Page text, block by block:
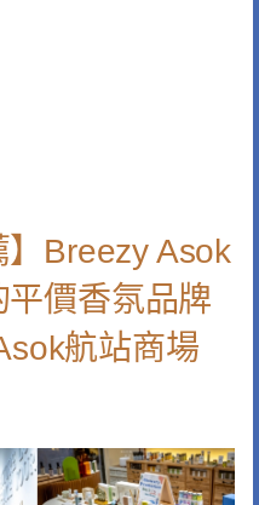
】Breezy Asok
價香氛品牌
航站商場